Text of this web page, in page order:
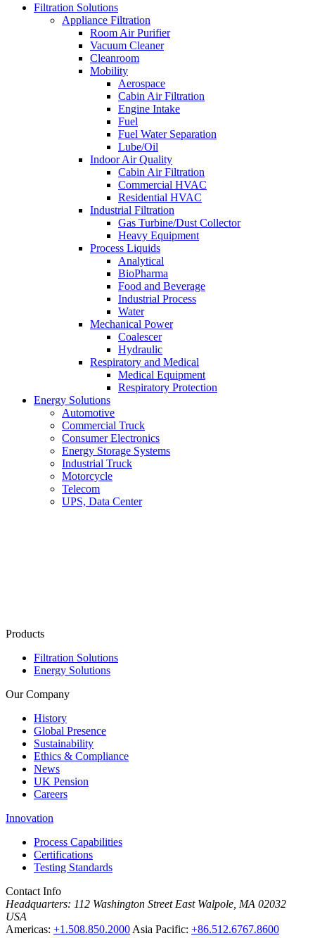
Filtration Solutions
Appliance Filtration
Room Air Purifier
Vacuum Cleaner
Cleanroom
Mobility
Aerospace
Cabin Air Filtration
Engine Intake
Fuel
Fuel Water Separation
Lube/Oil
Indoor Air Quality
Cabin Air Filtration
Commercial HVAC
Residential HVAC
Industrial Filtration
Gas Turbine/Dust Collector
Heavy Equipment
Process Liquids
Analytical
BioPharma
Food and Beverage
Industrial Process
Water
Mechanical Power
Coalescer
Hydraulic
Respiratory and Medical
Medical Equipment
Respiratory Protection
Energy Solutions
Automotive
Commercial Truck
Consumer Electronics
Energy Storage Systems
Industrial Truck
Motorcycle
Telecom
UPS, Data Center
Products
Filtration Solutions
Energy Solutions
Our Company
History
Global Presence
Sustainability
Ethics & Compliance
News
UK Pension
Careers
Innovation
Process Capabilities
Certifications
Testing Standards
Contact Info
Headquarters: 112 Washington Street East Walpole, MA 02032
USA
Americas: +1.508.850.2000 Asia Pacific: +86.512.6767.8600